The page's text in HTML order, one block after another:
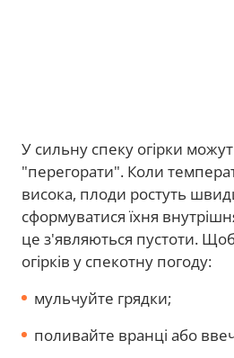
У сильну спеку огірки
"перегорати". Коли
висока, плоди ростуть
сформуватися їхня
це з'являються пустоти.
огірків у спекотну погоду:
мульчуйте грядки;
поливайте вранці або